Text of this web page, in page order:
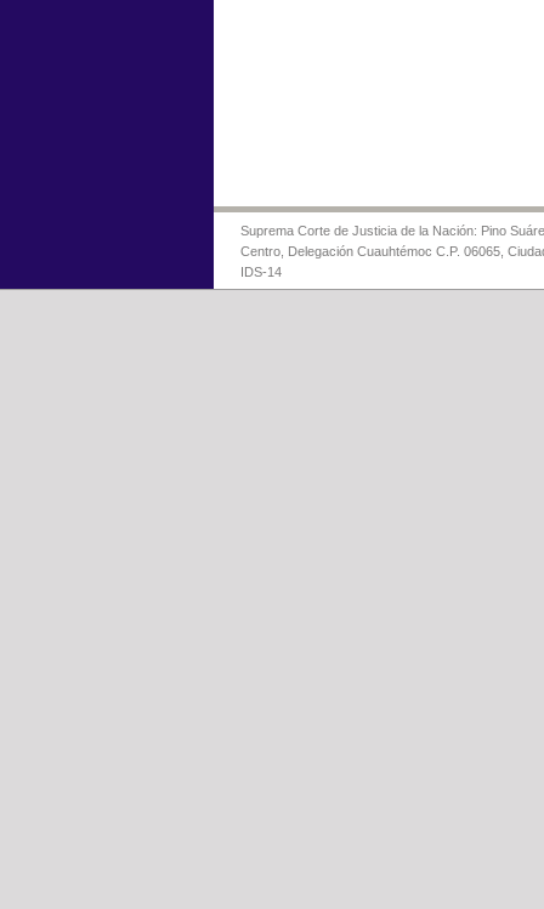
Suprema Corte de Justicia de la Nación: Pino
Centro, Delegación Cuauhtémoc C.P. 06065,
IDS-14